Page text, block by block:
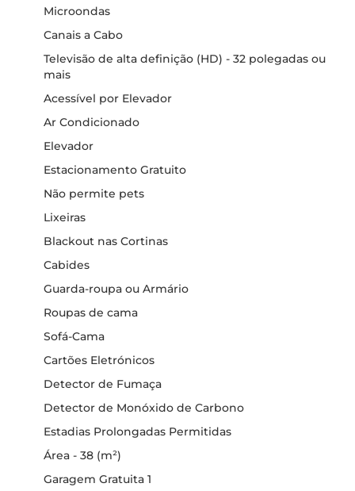
Microondas
Canais a Cabo
Televisão de alta definição (HD) - 32 polegadas ou
mais
Acessível por Elevador
Ar Condicionado
Elevador
Estacionamento Gratuito
Não permite pets
Lixeiras
Blackout nas Cortinas
Cabides
Guarda-roupa ou Armário
Roupas de cama
Sofá-Cama
Cartões Eletrónicos
Detector de Fumaça
Detector de Monóxido de Carbono
Estadias Prolongadas Permitidas
Área - 38 (m²)
Garagem Gratuita 1